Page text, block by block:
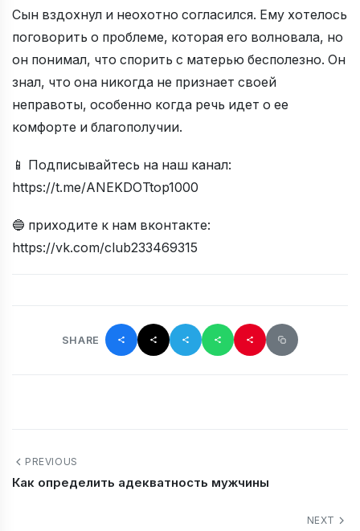
Сын вздохнул и неохотно согласился. Ему хотелось
поговорить о проблеме, которая его волновала, но
он понимал, что спорить с матерью бесполезно. Он
знал, что она никогда не признает своей
неправоты, особенно когда речь идет о ее
комфорте и благополучии.
📱 Подписывайтесь на наш канал:
https://t.me/ANEKDOTtop1000
🔵 приходите к нам вконтакте:
https://vk.com/club233469315
SHARE
PREVIOUS
Как определить адекватность мужчины
NEXT